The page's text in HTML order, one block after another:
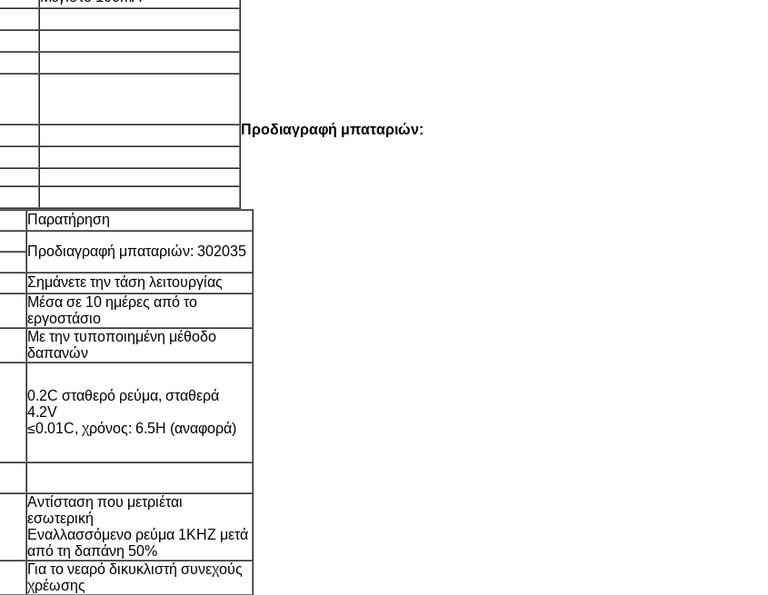
Προδιαγραφή μπαταριών:
Παρατήρηση
Προδιαγραφή μπαταριών: 302035
Σημάνετε την τάση λειτουργίας
Μέσα σε 10 ημέρες από το
εργοστάσιο
Με την τυποποιημένη μέθοδο
δαπανών
0.2C σταθερό ρεύμα, σταθερά
4.2V
≤0.01C, χρόνος: 6.5H (αναφορά)
Αντίσταση που μετριέται
εσωτερική
Εναλλασσόμενο ρεύμα 1KHZ μετά
από τη δαπάνη 50%
Για το νεαρό δικυκλιστή συνεχούς
χρέωσης